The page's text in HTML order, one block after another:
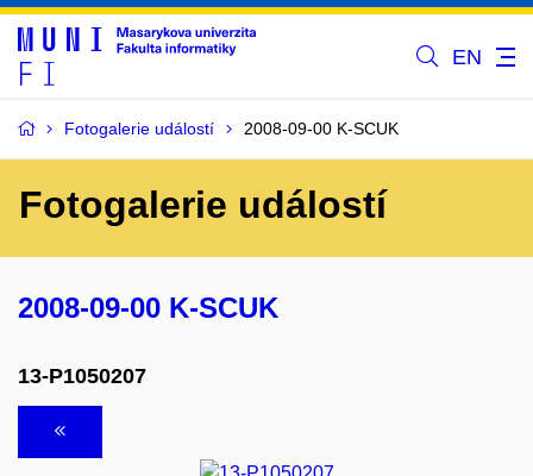
EN
Fotogalerie událostí 2008-09-00 K-SCUK
Fotogalerie událostí
2008-09-00 K-SCUK
13-P1050207